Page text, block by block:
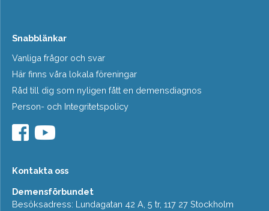
Snabblänkar
Vanliga frågor och svar
Här finns våra lokala föreningar
Råd till dig som nyligen fått en demensdiagnos
Person- och Integritetspolicy
Kontakta oss
Demensförbundet
Besöksadress: Lundagatan 42 A, 5 tr, 117 27 Stockholm